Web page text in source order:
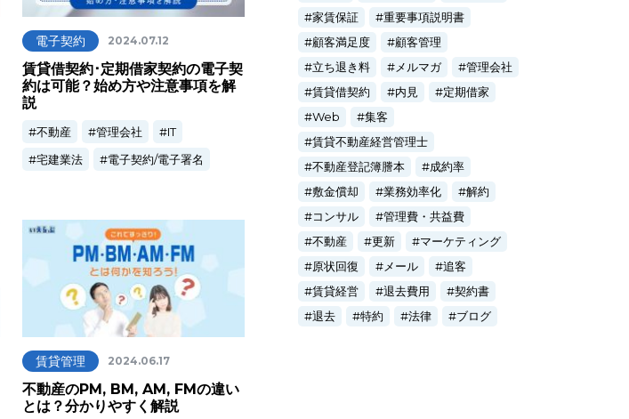
電子契約 2024.07.12
賃貸借契約･定期借家契約の電子契
約は可能？始め方や注意事項を解
説
不動産 管理会社
IT
宅建業法
電子契約/電子署名
賃貸管理 2024.06.17
不動産のPM, BM, AM, FMの違い
とは？分かりやすく解説
家賃保証
重要事項説明書
顧客満足度
顧客管理
立ち退き料
メルマガ
管理会社
賃貸借契約
内見
定期借家
Web
集客
賃貸不動産経営管理士
不動産登記簿謄本
成約率
敷金償却
業務効率化
解約
コンサル
管理費・共益費
不動産
更新
マーケティング
原状回復
メール
追客
賃貸経営
退去費用
契約書
退去
特約 法律 ブログ